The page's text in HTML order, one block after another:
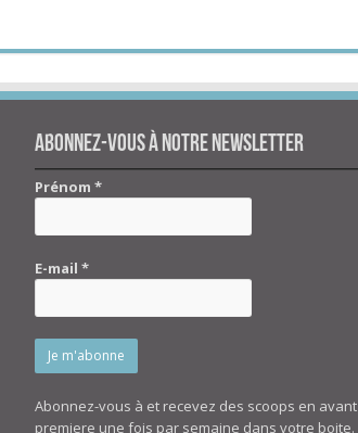
Abonnez-vous à notre newsletter
Prénom*
E-mail*
Abonnez-vous à et recevez des scoops en avant
premiere une fois par semaine dans votre boite.